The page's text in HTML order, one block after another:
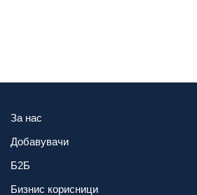
За нас
Добавувачи
Б2Б
Бизнис корисници